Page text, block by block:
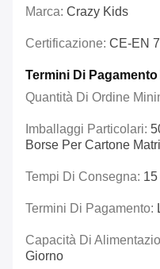
Marca: Crazy Kids
Certificazione: CE-EN
Termini Di
Quantità Di Ordine
Imballaggi Particolari:
Borse Per Cartone
Tempi Di Consegna:
Termini Di Pagamento:
Capacità Di
Giorno